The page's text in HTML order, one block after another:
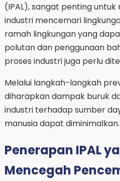
(IPAL), sangat penting
industri mencemari
ramah lingkungan yang
polutan dan penggunaan
proses industri juga perlu
Melalui langkah-langkah
diharapkan dampak buruk
industri terhadap sumber
manusia dapat diminimalkan.
Penerapan IPAL
Mencegah